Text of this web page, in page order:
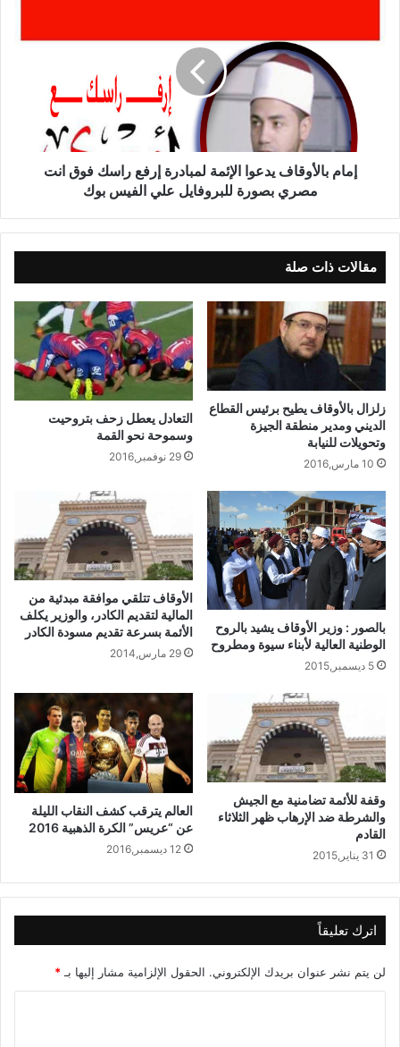
إمام بالأوقاف يدعوا الإئمة لمبادرة إرفع راسك فوق انت
مصري بصورة للبروفايل علي الفيس بوك
مقالات ذات صلة
زلزال بالأوقاف يطيح برئيس القطاع
الديني ومدير منطقة الجيزة
وتحويلات للنيابة
10 مارس,2016
التعادل يعطل زحف بتروحيت
وسموحة نحو القمة
29 نوفمبر,2016
بالصور : وزير الأوقاف يشيد بالروح
الوطنية العالية لأبناء سيوة ومطروح
5 ديسمبر,2015
الأوقاف تتلقي موافقة مبدئية من
المالية لتقديم الكادر، والوزير يكلف
الأئمة بسرعة تقديم مسودة الكادر
29 مارس,2014
وقفة للأئمة تضامنية مع الجيش
والشرطة ضد الإرهاب ظهر الثلاثاء
القادم
31 يناير,2015
العالم يترقب كشف النقاب الليلة
عن “عريس” الكرة الذهبية 2016
12 ديسمبر,2016
اترك تعليقاً
لن يتم نشر عنوان بريدك الإلكتروني. الحقول الإلزامية مشار إليها بـ *